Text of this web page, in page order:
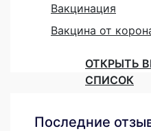
Вакцинация
Вакцина от
ОТКРЫТЬ
СПИСОК
Последние